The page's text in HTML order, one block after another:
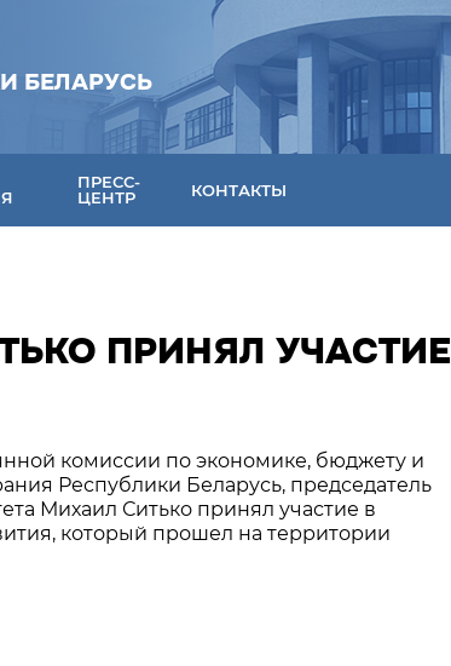
БЕЛАРУСЬ
ПРЕСС-
ЦЕНТР
КОНТАКТЫ
ПРИНЯЛ УЧАСТИЕ
комиссии по экономике, бюджету и
Республики Беларусь, председатель
Михаил Ситько принял участие в
который прошел на территории